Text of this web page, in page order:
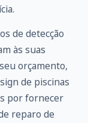
de detecção
às suas
orçamento,
de piscinas
por fornecer
reparo de